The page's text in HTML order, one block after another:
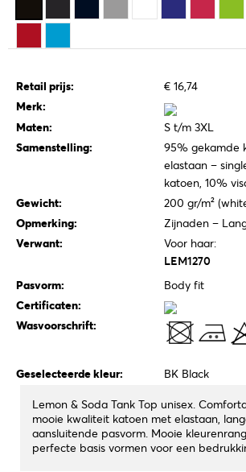
Retail prijs:
€ 16,74
Merk:
Maten:
S t/m 3XL
Samenstelling:
95% gekamde
elastaan –
katoen, 10%
Gewicht:
200 gr/m²
Opmerking:
Zijnaden –
Verwant:
Voor haar:
LEM1270
Pasvorm:
Body fit
Certificaten:
Wasvoorschrift:
Geselecteerde kleur: BK Black
Lemon & Soda Tank Top unisex.
mooie kwaliteit katoen met elastaan,
aansluitende pasvorm. Mooie
perfecte basis vormen voor een